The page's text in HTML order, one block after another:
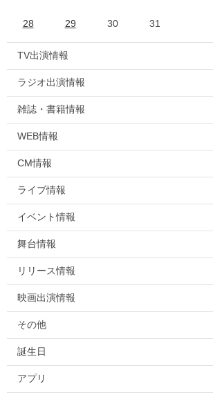
28 29 30 31
TV出演情報
ラジオ出演情報
雑誌・書籍情報
WEB情報
CM情報
ライブ情報
イベント情報
舞台情報
リリース情報
映画出演情報
その他
誕生日
アプリ